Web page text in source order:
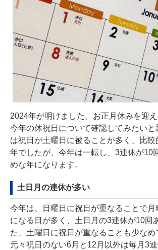
2024年が明けました。お正月休みを迎え
今年の休祝日について確認してみたいと
は祝日が土曜日に被ることが多く、比較
年でしたが、今年は一転し、3連休が10
めな年になります。
土日月の連休が多い
今年は、日曜日に祝日が重なることで月
になる日が多く、土日月の3連休が10回
た、土曜日に祝日が重なることも少なめ
元々祝日のない6月と12月以外は毎月3